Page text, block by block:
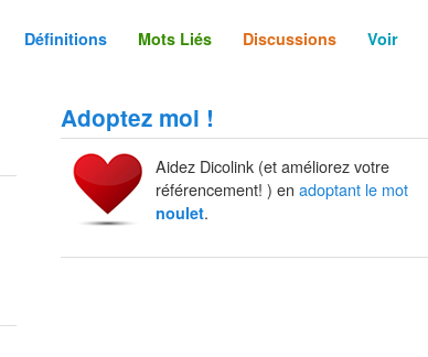
Définitions Mots Liés Discussions Voir
Adoptez moi !
Aidez Dicolink (et améliorez votre
référencement! ) en adoptant le mot
noulet.